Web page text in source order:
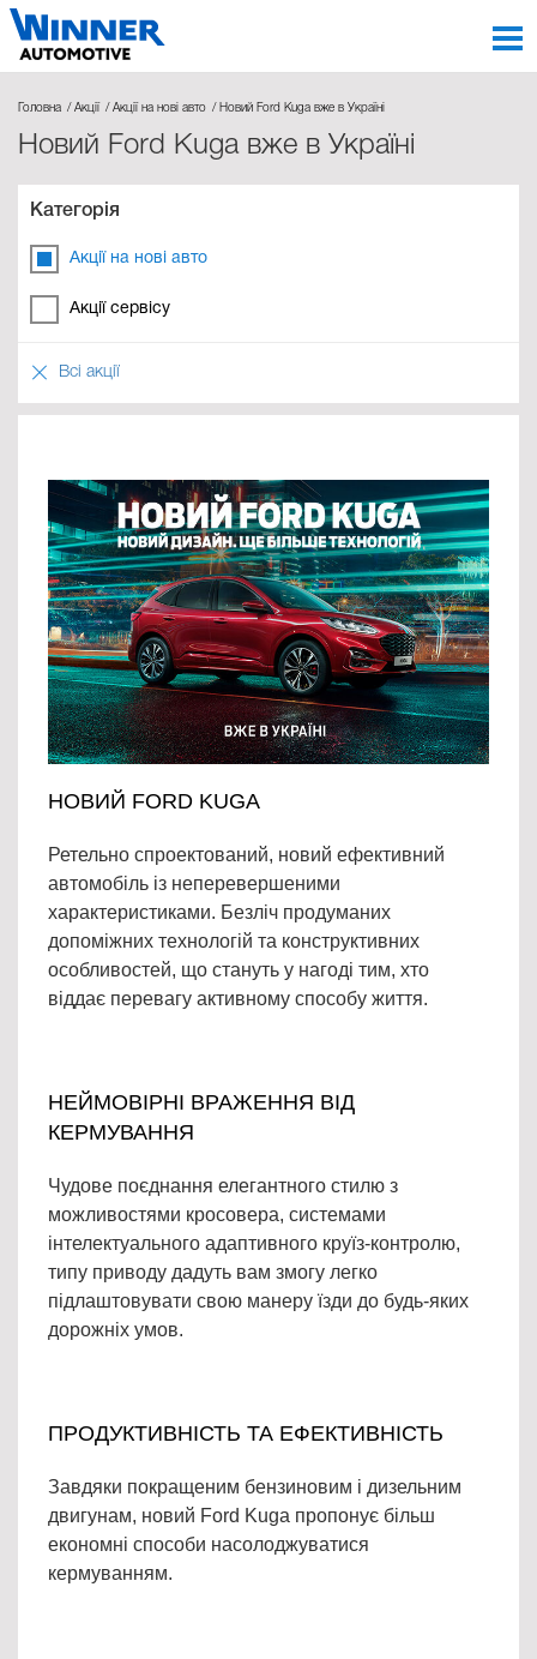
Головна Акції Акції на нові авто Новий Ford Kuga вже в Україні
Новий Ford Kuga вже в Україні
Категорія
Акції на нові авто
Акції сервісу
Всі акції
НОВИЙ FORD KUGA
Ретельно спроектований, новий ефективний
автомобіль із неперевершеними
характеристиками. Безліч продуманих
допоміжних технологій та конструктивних
особливостей, що стануть у нагоді тим, хто
віддає перевагу активному способу життя.
НЕЙМОВІРНІ ВРАЖЕННЯ ВІД
КЕРМУВАННЯ
Чудове поєднання елегантного стилю з
можливостями кросовера, системами
інтелектуального адаптивного круїз-контролю,
типу приводу дадуть вам змогу легко
підлаштовувати свою манеру їзди до будь-яких
дорожніх умов.
ПРОДУКТИВНІСТЬ ТА ЕФЕКТИВНІСТЬ
Завдяки покращеним бензиновим і дизельним
двигунам, новий Ford Kuga пропонує більш
економні способи насолоджуватися
кермуванням.